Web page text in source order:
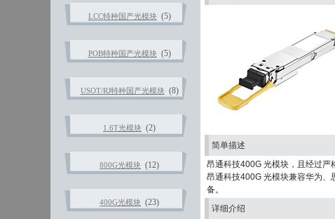
LCC特种国产光模块(5)
POB特种国产光模块(5)
USOT/RJ特种国产光模块(8)
1.6T光模块 (2)
800G光模块 (12)
400G光模块 (23)
简单描述
昂通科技400G 光模块，且经过严
昂通科技400G 光模块兼容华为
备。
详细介绍